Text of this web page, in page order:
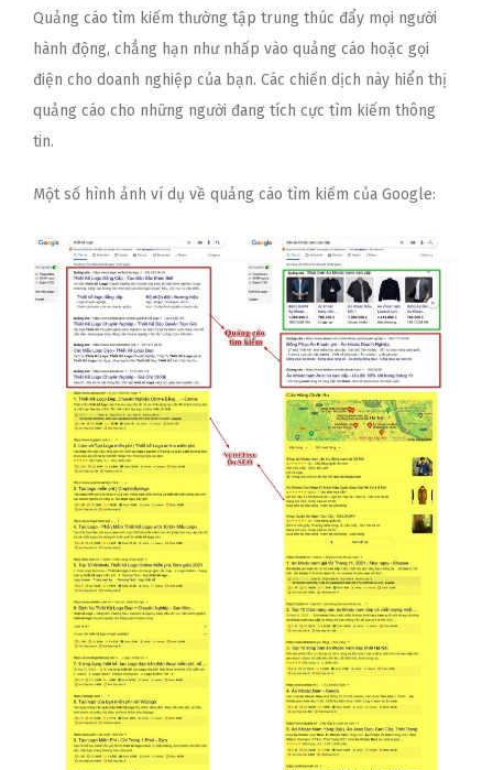
Quảng cáo tìm kiếm thường tập trung thúc đẩy mọi người
hành động, chẳng hạn như nhấp vào quảng cáo hoặc gọi
điện cho doanh nghiệp của bạn. Các chiến dịch này hiển thị
quảng cáo cho những người đang tích cực tìm kiếm thông
tin.
Một số hình ảnh ví dụ về quảng cáo tìm kiếm của Google: